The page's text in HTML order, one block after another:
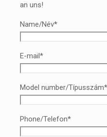
an uns!
Name/Név*
E-mail*
Model number/Típusszám*
Phone/Telefon*